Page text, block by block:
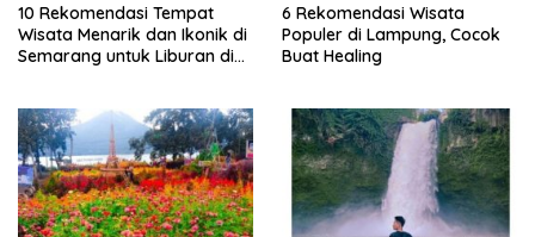
10 Rekomendasi Tempat
Wisata Menarik dan Ikonik di
Semarang untuk Liburan di
6 Rekomendasi Wisata
Populer di Lampung, Cocok
Buat Healing